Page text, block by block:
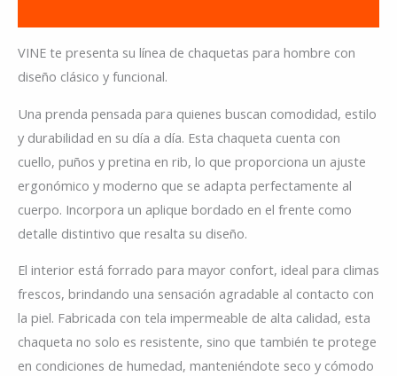
VINE te presenta su línea de chaquetas para hombre con
diseño clásico y funcional.
Una prenda pensada para quienes buscan comodidad, estilo
y durabilidad en su día a día. Esta chaqueta cuenta con
cuello, puños y pretina en rib, lo que proporciona un ajuste
ergonómico y moderno que se adapta perfectamente al
cuerpo. Incorpora un aplique bordado en el frente como
detalle distintivo que resalta su diseño.
El interior está forrado para mayor confort, ideal para climas
frescos, brindando una sensación agradable al contacto con
la piel. Fabricada con tela impermeable de alta calidad, esta
chaqueta no solo es resistente, sino que también te protege
en condiciones de humedad, manteniéndote seco y cómodo